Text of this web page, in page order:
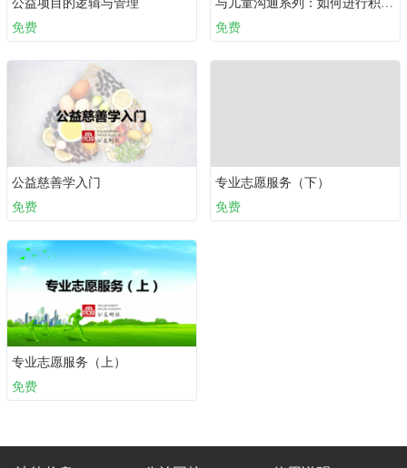
免费
免费
公益慈善学入门
免费
专业志愿服务（下）
免费
专业志愿服务（上）
免费